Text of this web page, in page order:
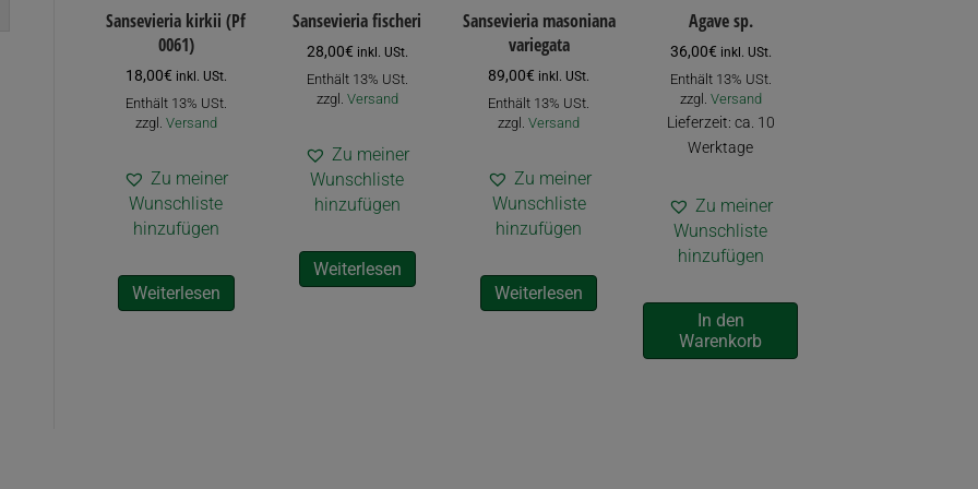
Sansevieria kirkii (Pf
0061)
18,00€ inkl. USt.
Enthält 13% USt.
zzgl. Versand
Zu meiner
Wunschliste
hinzufügen
Weiterlesen
Sansevieria fischeri
28,00€ inkl. USt.
Enthält 13% USt.
zzgl. Versand
Zu meiner
Wunschliste
hinzufügen
Weiterlesen
Sansevieria masoniana
variegata
89,00€ inkl. USt.
Enthält 13% USt.
zzgl.Versand
Zu meiner
Wunschliste
hinzufügen
Weiterlesen
Agave sp.
36,00€ inkl. USt.
Enthält 13% USt.
zzgl. Versand
Lieferzeit: ca. 10
Werktage
Zu meiner
Wunschliste
hinzufügen
In den
Warenkorb